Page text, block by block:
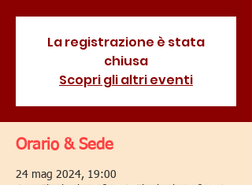
La registrazione è stata
chiusa
Scopri gli altri eventi
Orario & Sede
24 mag 2024, 19:00